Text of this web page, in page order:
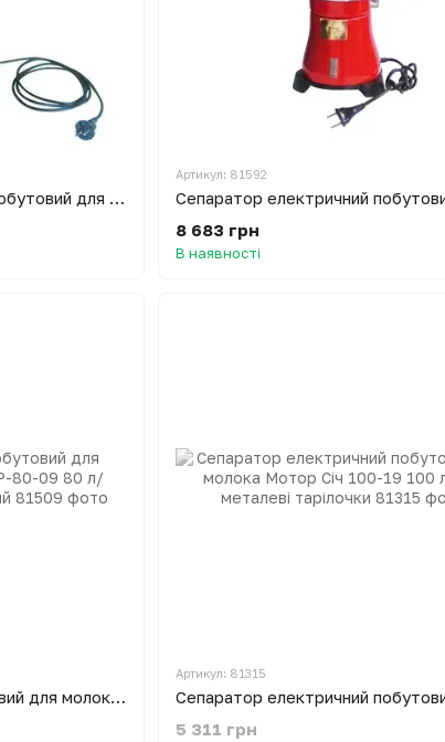
Сепаратор електричний побутовий для молока Мотор Січ 100-15 100 л/год приймачі металеві
Артикул: 81592
8 683 грн
В наявності
Сепаратор ручний побутовий для молока Мотор Січ СЦМР-80-09 80 л/годину корпус металевий
Артикул: 81315
5 311 грн